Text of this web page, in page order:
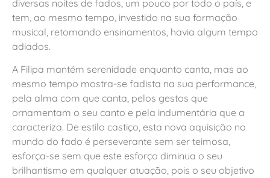
diversas noites de fados, um pouco por todo o país, e
tem, ao mesmo tempo, investido na sua formação
musical, retomando ensinamentos, havia algum tempo
adiados.
A Filipa mantém serenidade enquanto canta, mas ao
mesmo tempo mostra-se fadista na sua performance,
pela alma com que canta, pelos gestos que
ornamentam o seu canto e pela indumentária que a
caracteriza. De estilo castiço, esta nova aquisição no
mundo do fado é perseverante sem ser teimosa,
esforça-se sem que este esforço diminua o seu
brilhantismo em qualquer atuação, pois o seu objetivo